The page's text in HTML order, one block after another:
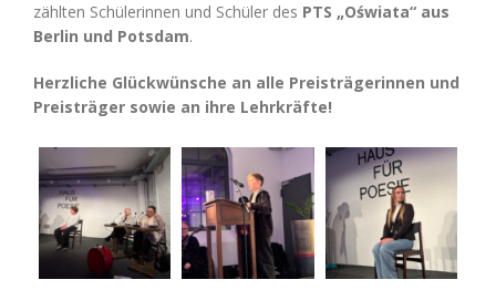
zählten Schülerinnen und Schüler des PTS „Oświata“ aus
Berlin und Potsdam.
Herzliche Glückwünsche an alle Preisträgerinnen und
Preisträger sowie an ihre Lehrkräfte!